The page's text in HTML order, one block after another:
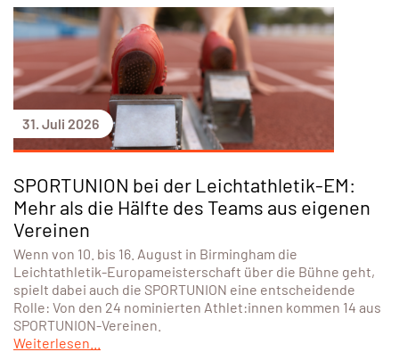
31. Juli 2026
SPORTUNION bei der Leichtathletik-EM:
Mehr als die Hälfte des Teams aus eigenen
Vereinen
Wenn von 10. bis 16. August in Birmingham die
Leichtathletik-Europameisterschaft über die Bühne geht,
spielt dabei auch die SPORTUNION eine entscheidende
Rolle: Von den 24 nominierten Athlet:innen kommen 14 aus
SPORTUNION-Vereinen.
Weiterlesen...